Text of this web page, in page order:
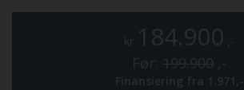
kr 184.900 ,-
Før: 199.900 ,-
Finansiering fra 1.971,-